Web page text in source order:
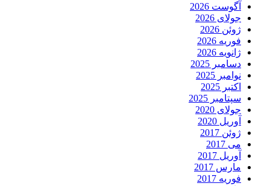
آگوست 2026
جولای 2026
ژوئن 2026
فوریه 2026
ژانویه 2026
دسامبر 2025
نوامبر 2025
اکتبر 2025
سپتامبر 2025
جولای 2020
آوریل 2020
ژوئن 2017
می 2017
آوریل 2017
مارس 2017
فوریه 2017